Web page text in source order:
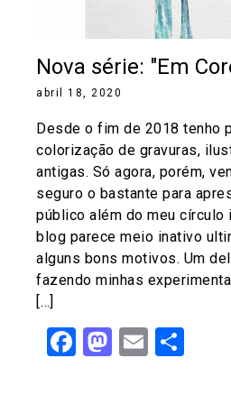
Nova série: "Em
abril 18, 2020
Desde o fim de 2018 tenho
colorização de gravuras,
antigas. Só agora, porém,
seguro o bastante para
público além do meu círculo
blog parece meio inativo
alguns bons motivos. Um
fazendo minhas
[…]
Facebook
Mastodon
Email